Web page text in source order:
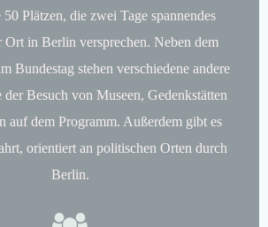
Plätzen, die zwei Tage spannendes
Ort in Berlin versprechen. Neben dem
Bundestag stehen verschiedene andere
Besuch von Museen, Gedenkstätten
auf dem Programm. Außerdem gibt es
orientiert an politischen Orten durch
Berlin.